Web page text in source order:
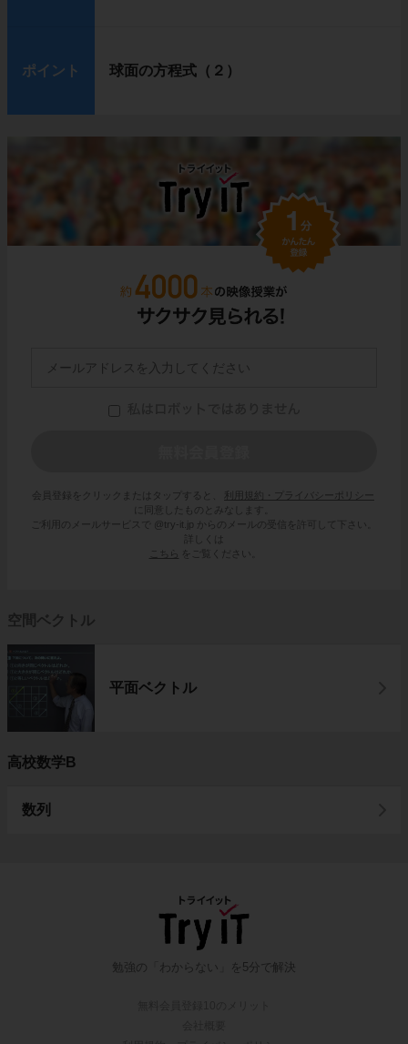
ポイント 球面の方程式（２）
会員登録をクリックまたはタップすると、
利用規約・プライバシーポリシー
に同意したものとみなします。
ご利用のメールサービスで @try-it.jp からのメールの受信を許可して下さい。
詳しくは
こちら
をご覧ください。
空間ベクトル
平面ベクトル
高校数学B
数列
勉強の「わからない」を5分で解決